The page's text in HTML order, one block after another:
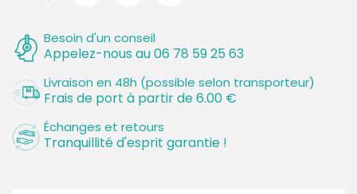
Besoin d'un conseil
Appelez-nous au 06 78 59 25 63
Livraison en 48h (possible selon transporteur)
Frais de port à partir de 6.00 €
Échanges et retours
Tranquillité d'esprit garantie !